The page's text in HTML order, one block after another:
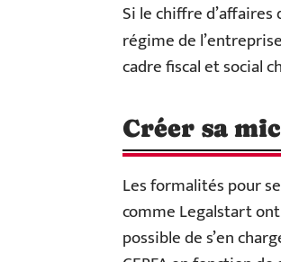
Si le chiffre
régime de
cadre fiscal et social
Créer sa
Les formalités pour
comme Legalstart
possible de s’en